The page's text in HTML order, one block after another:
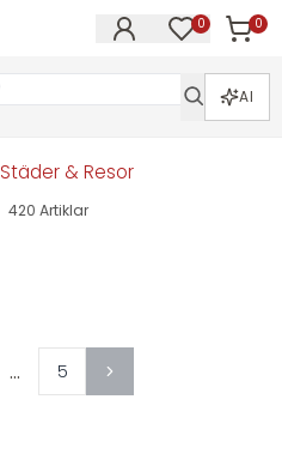
0 0
AI
Städer & Resor
420 Artiklar
... 5